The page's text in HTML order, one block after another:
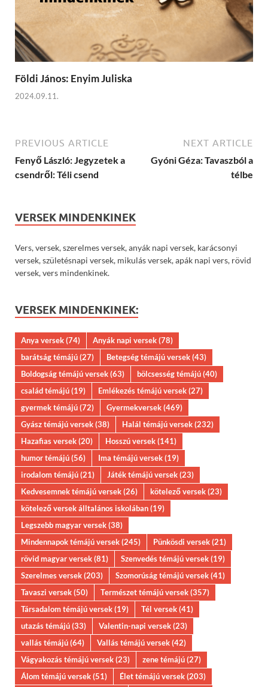
Földi János: Enyim Juliska
2024.09.11.
PREVIOUS ARTICLE
Fenyő László: Jegyzetek a
csendről: Téli csend
NEXT ARTICLE
Gyóni Géza: Tavaszból a
télbe
VERSEK MINDENKINEK
Vers, versek, szerelmes versek, anyák napi versek, karácsonyi
versek, születésnapi versek, mikulás versek, apák napi vers, rövid
versek, vers mindenkinek.
VERSEK MINDENKINEK:
Anya versek(74) Anyák napi versek(78)
barátság témájú(27) Betegség témájú versek(43)
Boldogság témájú versek(63) bölcsesség témájú(40)
család témájú(19) Emlékezés témájú versek(27)
gyermek témájú(72) Gyermekversek(469)
Gyász témájú versek(38) Halál témájú versek(232)
Hazafias versek(20) Hosszú versek(141)
humor témájú(56) Ima témájú versek(19)
irodalom témájú(21) Játék témájú versek(23)
Kedvesemnek témájú versek(26) kötelező versek(23)
kötelező versek álltalános iskolában(19)
Legszebb magyar versek(38)
Mindennapok témájú versek(245) Pünkösdi versek(21)
rövid magyar versek(81) Szenvedés témájú versek(19)
Szerelmes versek(203) Szomorúság témájú versek(41)
Tavaszi versek(50) Természet témájú versek(357)
Társadalom témájú versek(19) Tél versek(41)
utazás témájú(33) Valentin-napi versek(23)
vallás témájú(64) Vallás témájú versek(42)
Vágyakozás témájú versek(23) zene témájú(27)
Álom témájú versek(51) Élet témájú versek(203)